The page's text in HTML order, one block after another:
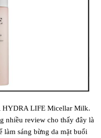
HYDRA LIFE Micellar Milk.
nhiều review cho thấy đây là
làm sáng bừng da mặt buổi